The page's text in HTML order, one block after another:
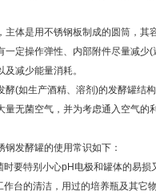
主体是用不锈钢板制成的圆筒，
一定操作弹性、内部附件尽量减
减少能量消耗。
酵(如生产酒精、溶剂)的发酵罐结
量无菌空气，并为考虑通入空气
发酵罐的使用常识如下：
特别小心pH电极和罐体的易损
的清洁，用过的培养瓶及其它物